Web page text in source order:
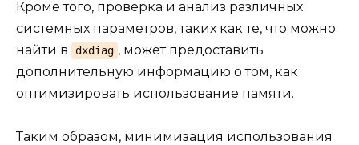
Кроме того, проверка и анализ различных
системных параметров, таких как те, что можно
найти в
dxdiag , может предоставить
дополнительную информацию о том, как
оптимизировать использование памяти.
Таким образом, минимизация использования